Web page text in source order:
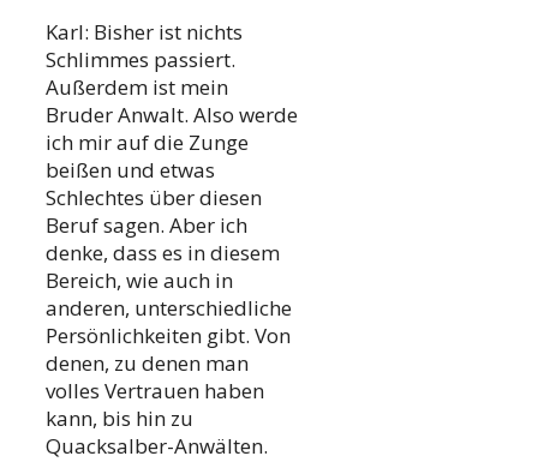
Karl: Bisher ist nichts
Schlimmes passiert.
Außerdem ist mein
Bruder Anwalt. Also werde
ich mir auf die Zunge
beißen und etwas
Schlechtes über diesen
Beruf sagen. Aber ich
denke, dass es in diesem
Bereich, wie auch in
anderen, unterschiedliche
Persönlichkeiten gibt. Von
denen, zu denen man
volles Vertrauen haben
kann, bis hin zu
Quacksalber-Anwälten.